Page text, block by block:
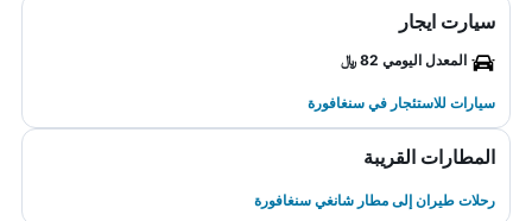
سيارت ايجار
المعدل اليومي 82 ﷼
سيارات للاستئجار في سنغافورة
المطارات القريبة
رحلات طيران إلى مطار شانغي سنغافورة